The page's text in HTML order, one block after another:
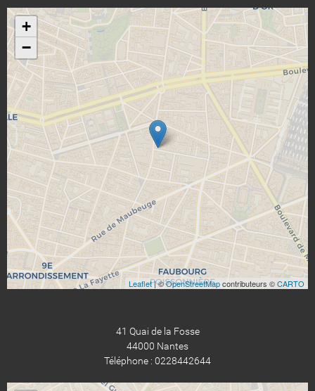
+
−
Leaflet| ©OpenStreetMapcontributeurs ©CARTO
41 Quai de la Fosse
44000 Nantes
Téléphone : 0228442644